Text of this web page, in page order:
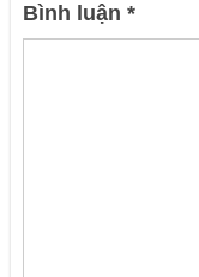
Bình luận*